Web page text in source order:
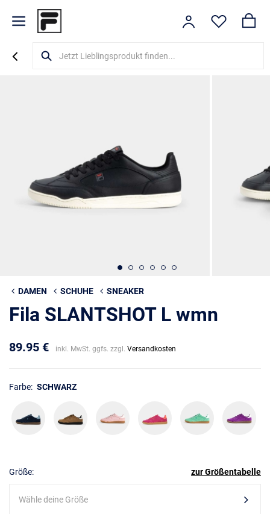
DAMEN SCHUHE SNEAKER
Fila SLANTSHOT L wmn
89.95 € inkl. MwSt. ggfs. zzgl. Versandkosten
Farbe: SCHWARZ
Größe: zur Größentabelle
Wähle deine Größe